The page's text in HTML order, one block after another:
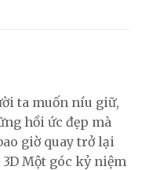
ta muốn níu giữ,
hồi ức đẹp mà
giờ quay trở lại
Một góc kỷ niệm